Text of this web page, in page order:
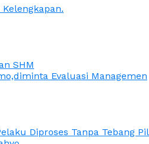
SHM
Evaluasi Managemen
Diproses Tanpa Tebang